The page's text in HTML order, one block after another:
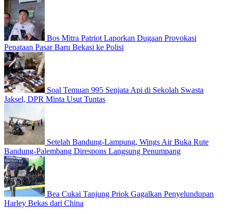
Bos Mitra Patriot Laporkan Dugaan Provokasi
Penataan Pasar Baru Bekasi ke Polisi
Soal Temuan 995 Senjata Api di Sekolah Swasta
Jaksel, DPR Minta Usut Tuntas
Setelah Bandung-Lampung, Wings Air Buka Rute
Bandung-Palembang Direspons Langsung Penumpang
Bea Cukai Tanjung Priok Gagalkan Penyelundupan
Harley Bekas dari China